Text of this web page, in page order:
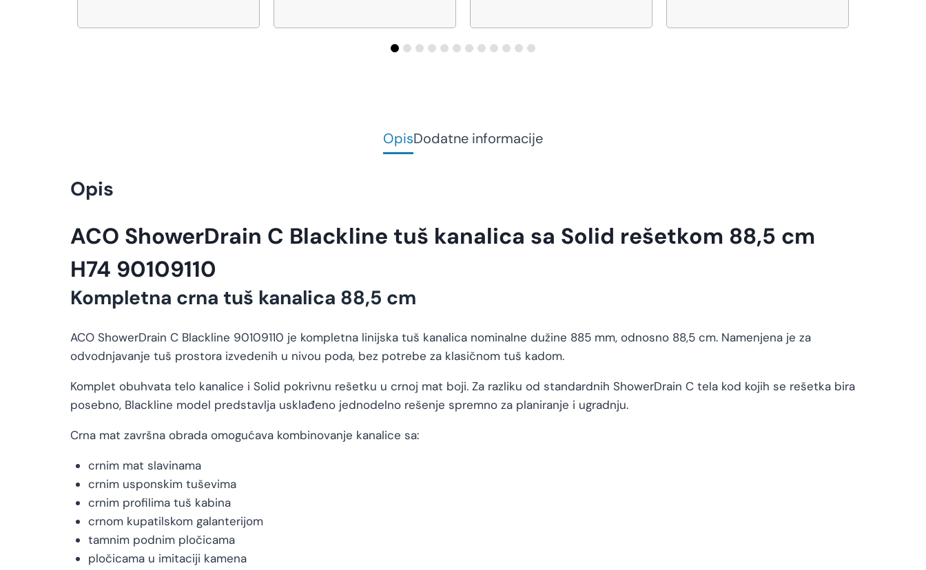
OpisDodatne informacije
Opis
ACO ShowerDrain C Blackline tuš kanalica sa Solid rešetkom 88,5 cm
H74 90109110
Kompletna crna tuš kanalica 88,5 cm
ACO ShowerDrain C Blackline 90109110 je kompletna linijska tuš kanalica nominalne dužine 885 mm, odnosno 88,5 cm. Namenjena je za
odvodnjavanje tuš prostora izvedenih u nivou poda, bez potrebe za klasičnom tuš kadom.
Komplet obuhvata telo kanalice i Solid pokrivnu rešetku u crnoj mat boji. Za razliku od standardnih ShowerDrain C tela kod kojih se rešetka bira
posebno, Blackline model predstavlja usklađeno jednodelno rešenje spremno za planiranje i ugradnju.
Crna mat završna obrada omogućava kombinovanje kanalice sa:
crnim mat slavinama
crnim usponskim tuševima
crnim profilima tuš kabina
crnom kupatilskom galanterijom
tamnim podnim pločicama
pločicama u imitaciji kamena